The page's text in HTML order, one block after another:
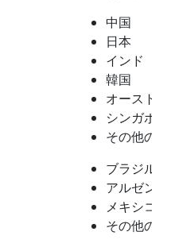
中国
日本
インド
韓国
オースト
シンガポ
その他の
ブラジル
アルゼン
メキシコ
その他の